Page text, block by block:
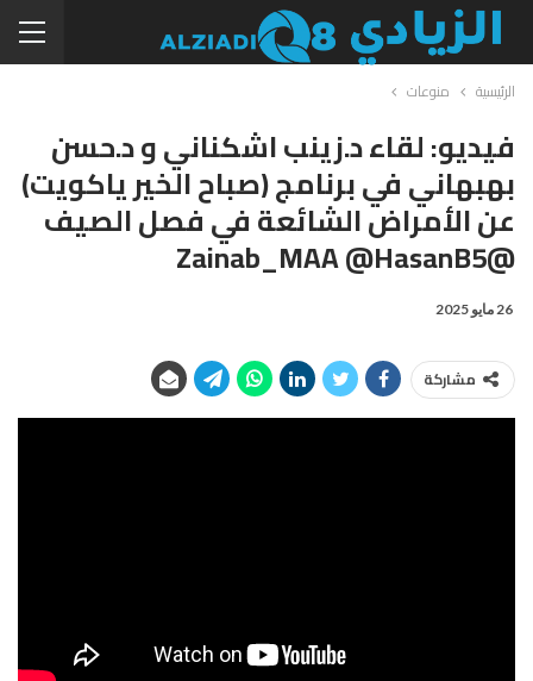
الرئيسية منوعات
فيديو: لقاء د.زينب اشكناني و د.حسن
بهبهاني في برنامج (صباح الخير ياكويت)
عن الأمراض الشائعة في فصل الصيف
@Zainab_MAA @HasanB5
26 مايو 2025
مشاركة